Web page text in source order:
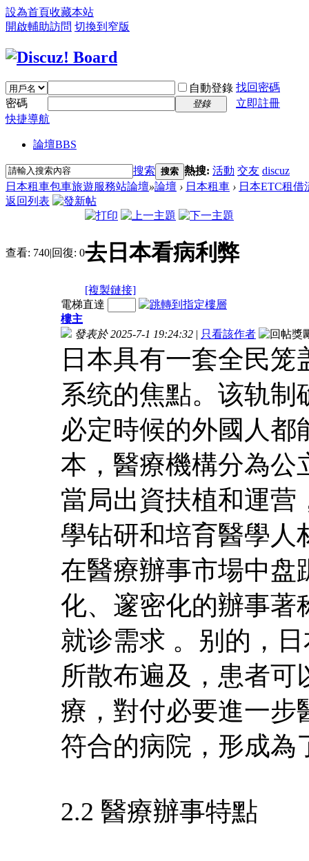
設為首頁收藏本站
開啟輔助訪問 切換到窄版
自動登錄 找回密碼
密碼
登錄
立即註冊
快捷導航
論壇BBS
搜索 搜索 熱搜: 活動 交友 discuz
日本租車包車旅遊服務站論壇»論壇 › 日本租車 › 日本ETC租借
返回列表
查看: 740|回復: 0去日本看病利弊
[複製鏈接]
電梯直達
樓主
發表於 2025-7-1 19:24:32 | 只看該作者
日本具有一套全民
系统的焦點。该轨
必定時候的外國人都
本，醫療機構分為公
當局出資扶植和運营
學钻研和培育醫學人
在醫療辦事市場中盘
化、邃密化的辦事著
就诊需求 。别的，
所散布遍及，患者
療，對付必要進一步
符合的病院，形成為
2.2 醫療辦事特點